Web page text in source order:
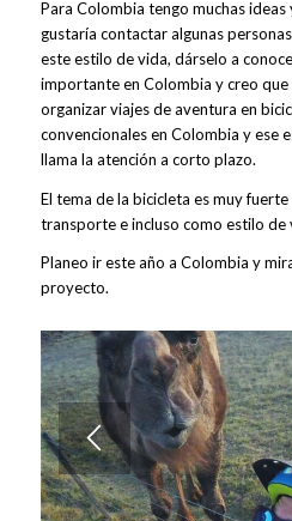
Para Colombia tengo muchas
gustaría contactar algunas
este estilo de vida, dárselo a
importante en Colombia y creo que
organizar viajes de aventura en
convencionales en Colombia y ese
llama la atención a corto plazo.
El tema de la bicicleta es muy
transporte e incluso como estilo de
Planeo ir este año a Colombia y
proyecto.